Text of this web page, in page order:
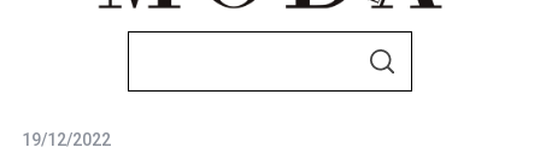
S
19/12/2022